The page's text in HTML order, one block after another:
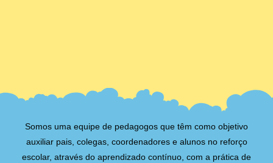
Somos uma equipe de pedagogos que têm como objetivo
auxiliar pais, colegas, coordenadores e alunos no reforço
escolar, através do aprendizado contínuo, com a prática de